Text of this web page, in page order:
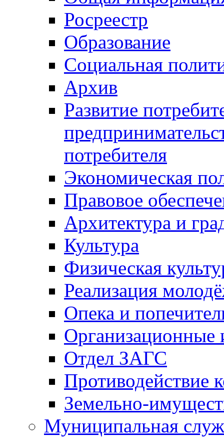
Росреестр
Образование
Социальная
Архив
Развитие
потребителя
Экономическая
Правовое
Архитектура и
Культура
Физическая
Реализация
Опека и
Отдел ЗАГС
Противодействие
Земельно-
Муниципальная